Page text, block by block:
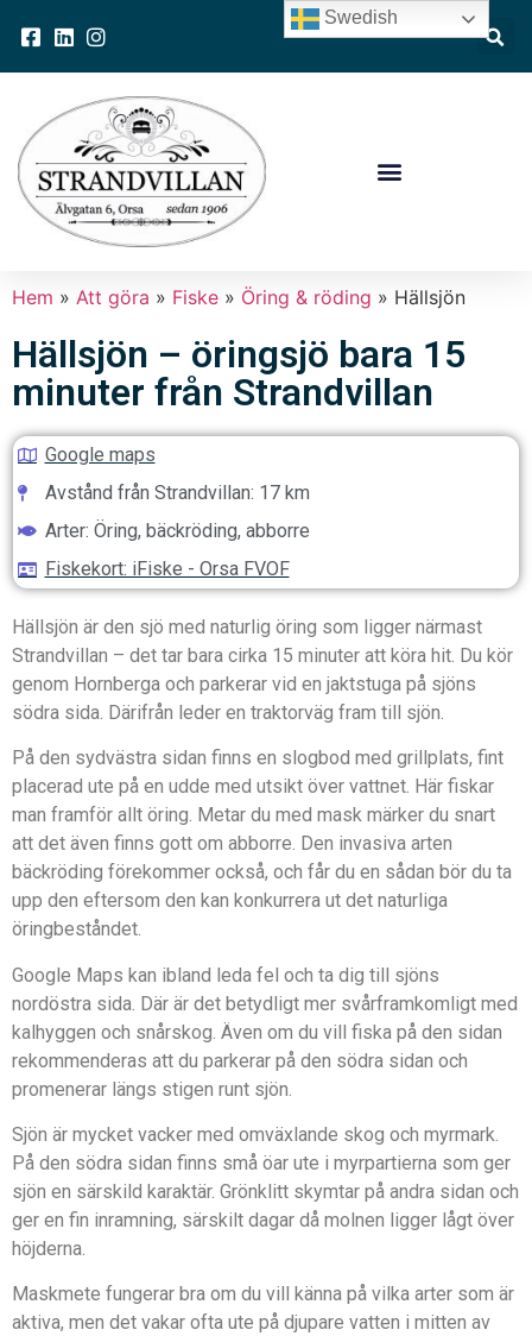
Hem » Att göra » Fiske » Öring & röding » Hällsjön
Hällsjön – öringsjö bara 15
minuter från Strandvillan
Google maps
Avstånd från Strandvillan: 17 km
Arter: Öring, bäckröding, abborre
Fiskekort: iFiske - Orsa FVOF
Hällsjön är den sjö med naturlig öring som ligger närmast
Strandvillan – det tar bara cirka 15 minuter att köra hit. Du kör
genom Hornberga och parkerar vid en jaktstuga på sjöns
södra sida. Därifrån leder en traktorväg fram till sjön.
På den sydvästra sidan finns en slogbod med grillplats, fint
placerad ute på en udde med utsikt över vattnet. Här fiskar
man framför allt öring. Metar du med mask märker du snart
att det även finns gott om abborre. Den invasiva arten
bäckröding förekommer också, och får du en sådan bör du ta
upp den eftersom den kan konkurrera ut det naturliga
öringbeståndet.
Google Maps kan ibland leda fel och ta dig till sjöns
nordöstra sida. Där är det betydligt mer svårframkomligt med
kalhyggen och snårskog. Även om du vill fiska på den sidan
rekommenderas att du parkerar på den södra sidan och
promenerar längs stigen runt sjön.
Sjön är mycket vacker med omväxlande skog och myrmark.
På den södra sidan finns små öar ute i myrpartierna som ger
sjön en särskild karaktär. Grönklitt skymtar på andra sidan och
ger en fin inramning, särskilt dagar då molnen ligger lågt över
höjderna.
Maskmete fungerar bra om du vill känna på vilka arter som är
aktiva, men det vakar ofta ute på djupare vatten i mitten av
Swedish